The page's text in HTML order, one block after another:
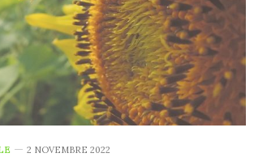
2 NOVEMBRE 2022